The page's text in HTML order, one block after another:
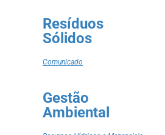
Resíduos
Sólidos
Comunicado
Gestão
Ambiental